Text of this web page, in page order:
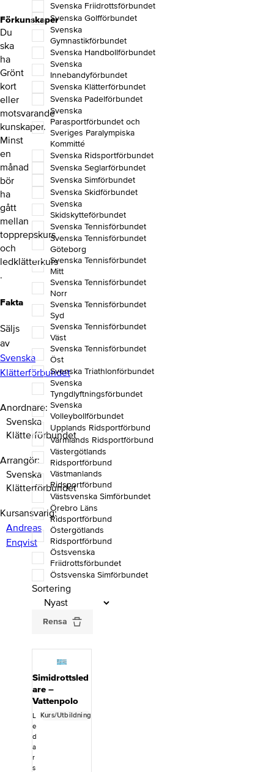
Förkunskaper
Du
ska
ha
Grönt
kort
eller
motsvarande
kunskaper.
Minst
en
månad
bör
ha
gått
mellan
topprepskurs
och
ledklätterkurs​
.
Fakta
Säljs
av
Svenska
Klätterförbundet
Anordnare
Svenska
Klätterförbundet
Arrangör
Svenska
Klätterförbundet
Kursansvarig
Andreas
Enqvist
Svenska Friidrottsförbundet
Svenska Golfförbundet
Svenska
Gymnastikförbundet
Svenska Handbollförbundet
Svenska
Innebandyförbundet
Svenska Klätterförbundet
Svenska Padelförbundet
Svenska
Parasportförbundet och
Sveriges Paralympiska
Kommitté
Svenska Ridsportförbundet
Svenska Seglarförbundet
Svenska Simförbundet
Svenska Skidförbundet
Svenska
Skidskytteförbundet
Svenska Tennisförbundet
Svenska Tennisförbundet
Göteborg
Svenska Tennisförbundet
Mitt
Svenska Tennisförbundet
Norr
Svenska Tennisförbundet
Syd
Svenska Tennisförbundet
Väst
Svenska Tennisförbundet
Öst
Svenska Triathlonförbundet
Svenska
Tyngdlyftningsförbundet
Svenska
Volleybollförbundet
Upplands Ridsportförbund
Värmlands Ridsportförbund
Västergötlands
Ridsportförbund
Västmanlands
Ridsportförbund
Västsvenska Simförbundet
Örebro Läns
Ridsportförbund
Östergötlands
Ridsportförbund
Östsvenska
Friidrottsförbundet
Östsvenska Simförbundet
Sortering
Rensa
Simidrottsled
are –
Vattenpolo
L
e
d
a
r
s
Kurs/Utbildning